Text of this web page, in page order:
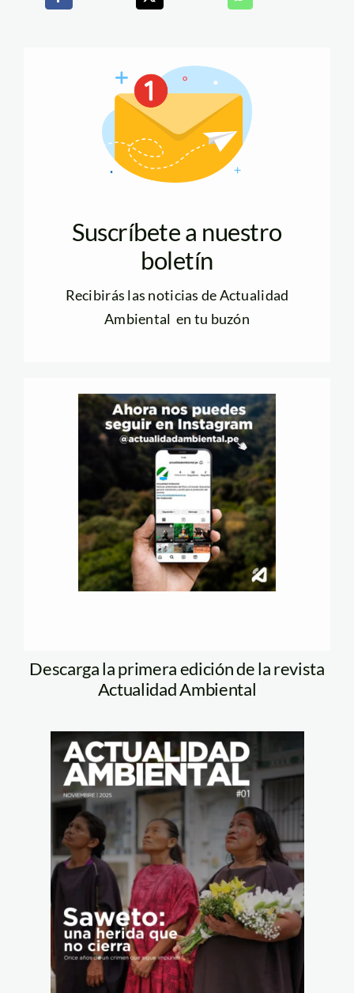
Suscríbete a nuestro
boletín
Recibirás las noticias de Actualidad
Ambiental en tu buzón
Descarga la primera edición de la revista
Actualidad Ambiental